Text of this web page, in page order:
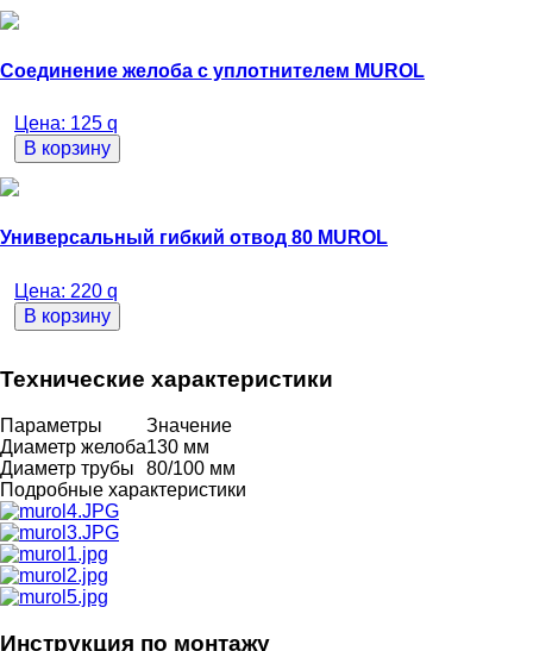
Соединение желоба с уплотнителем MUROL
Цена: 125 q
В корзину
Универсальный гибкий отвод 80 MUROL
Цена: 220 q
В корзину
Технические характеристики
Параметры
Значение
Диаметр желоба130 мм
Диаметр трубы
80/100 мм
Подробные характеристики
Инструкция по монтажу